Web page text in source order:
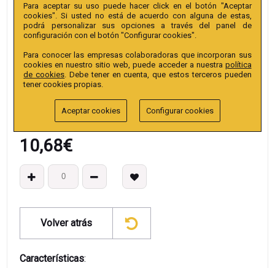
Referencia:238654
Colección
Punta TX Tamper 25mm 1/4" Extra.
EAN13:
10,68€
Volver atrás
Características:
Para aceptar su uso puede hacer click en el botón "Aceptar
cookies". Si usted no está de acuerdo con alguna de estas,
podrá personalizar sus opciones a través del panel de
configuración con el botón "Configurar cookies".
Para conocer las empresas colaboradoras que incorporan sus
cookies en nuestro sitio web, puede acceder a nuestra política
de cookies . Debe tener en cuenta, que estos terceros pueden
tener cookies propias.
Aceptar cookies Configurar cookies